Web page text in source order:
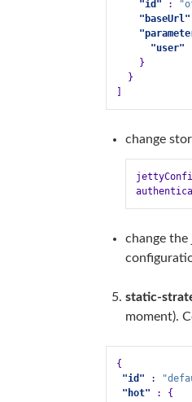
"id"
:
"baseUrl"
"user"
}
}
change
change
static-
moment).
{
"id"
:
"hot"
:
{